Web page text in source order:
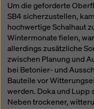
Um die geforderte
SB4 sicherzustellen,
hochwertige Schalhaut
Wintermonate fielen,
allerdings zusätzliche
zwischen Planung und
bei Betonier- und
Bauteile vor
werden. Doka und Lupp
Neben trockener,